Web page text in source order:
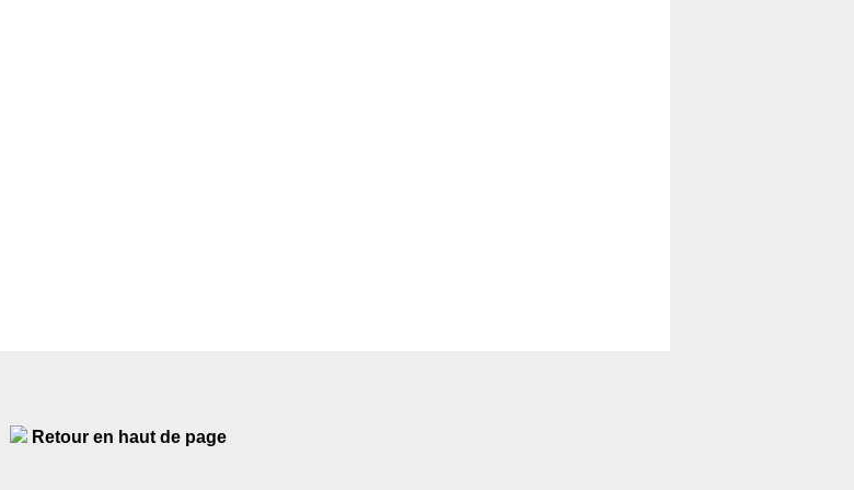
Retour en haut de page